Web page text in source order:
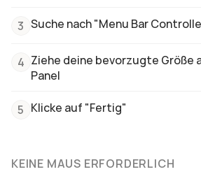
3 Suche nach "Menu Bar
4 Ziehe deine bevorzugte Größe
Panel
5 Klicke auf "Fertig"
KEINE MAUS ERFORDERLICH